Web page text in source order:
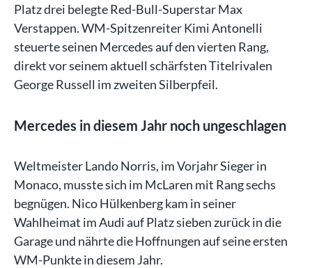
Platz drei belegte Red-Bull-Superstar Max
Verstappen. WM-Spitzenreiter Kimi Antonelli
steuerte seinen Mercedes auf den vierten Rang,
direkt vor seinem aktuell schärfsten Titelrivalen
George Russell im zweiten Silberpfeil.
Mercedes in diesem Jahr noch ungeschlagen
Weltmeister Lando Norris, im Vorjahr Sieger in
Monaco, musste sich im McLaren mit Rang sechs
begnügen. Nico Hülkenberg kam in seiner
Wahlheimat im Audi auf Platz sieben zurück in die
Garage und nährte die Hoffnungen auf seine ersten
WM-Punkte in diesem Jahr.